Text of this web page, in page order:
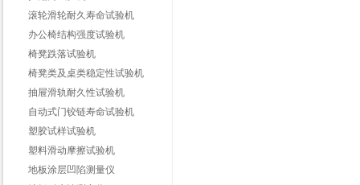
滚轮滑轮耐久寿命试验机
办公椅结构强度试验机
椅凳跌落试验机
椅凳类及桌类稳定性试验机
抽屉滑轨耐久性试验机
自动式门铰链寿命试验机
塑胶试样试验机
塑料滑动摩擦试验机
地板涂层凹陷测量仪